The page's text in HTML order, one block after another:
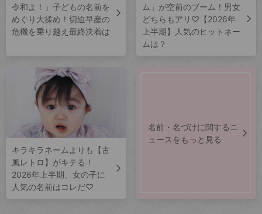
令和よ！」子どもの名前を
めぐり大揉め！切迫早産の
危機を乗り越え最終決着は
ム」が空前のブーム！男女
どちらもアリ♡【2026年
上半期】人気のヒットネー
ムは？
キラキラネームよりも【古
風レトロ】がキテる！
2026年上半期、女の子に
人気の名前はコレだ♡
名前・名づけに関するニ
ュースをもっと見る